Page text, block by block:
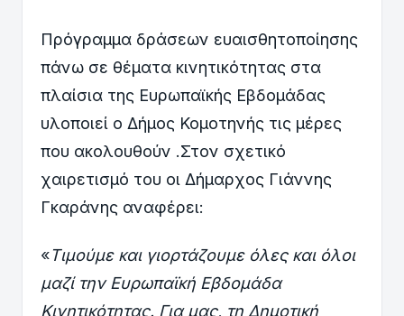
Πρόγραμμα δράσεων ευαισθητοποίησης
πάνω σε θέματα κινητικότητας στα
πλαίσια της Ευρωπαϊκής Εβδομάδας
υλοποιεί ο Δήμος Κομοτηνής τις μέρες
που ακολουθούν .Στον σχετικό
χαιρετισμό του οι Δήμαρχος Γιάννης
Γκαράνης αναφέρει:
«Τιμούμε και γιορτάζουμε όλες και όλοι
μαζί την Ευρωπαϊκή Εβδομάδα
Κινητικότητας. Για μας, τη Δημοτική